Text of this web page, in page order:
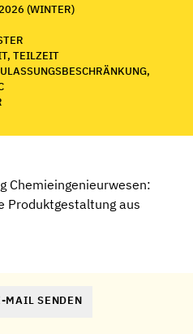
(WINTER)
TEILZEIT
Chemieingenieurwesen:
Produktgestaltung aus
MAIL SENDEN